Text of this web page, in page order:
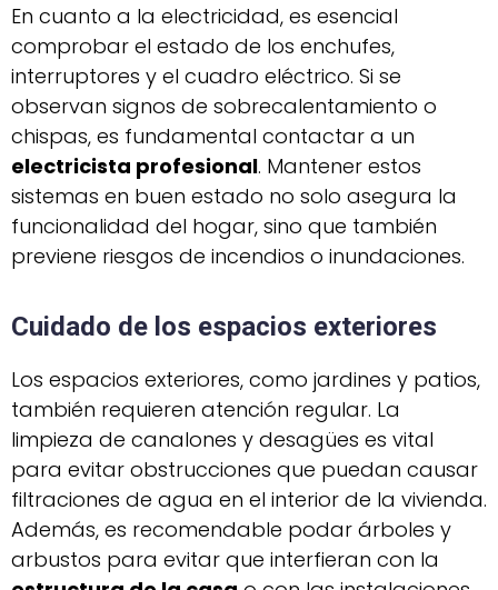
En cuanto a la electricidad, es esencial
comprobar el estado de los enchufes,
interruptores y el cuadro eléctrico. Si se
observan signos de sobrecalentamiento o
chispas, es fundamental contactar a un
electricista profesional. Mantener estos
sistemas en buen estado no solo asegura la
funcionalidad del hogar, sino que también
previene riesgos de incendios o inundaciones.
Cuidado de los espacios exteriores
Los espacios exteriores, como jardines y patios,
también requieren atención regular. La
limpieza de canalones y desagües es vital
para evitar obstrucciones que puedan causar
filtraciones de agua en el interior de la vivienda.
Además, es recomendable podar árboles y
arbustos para evitar que interfieran con la